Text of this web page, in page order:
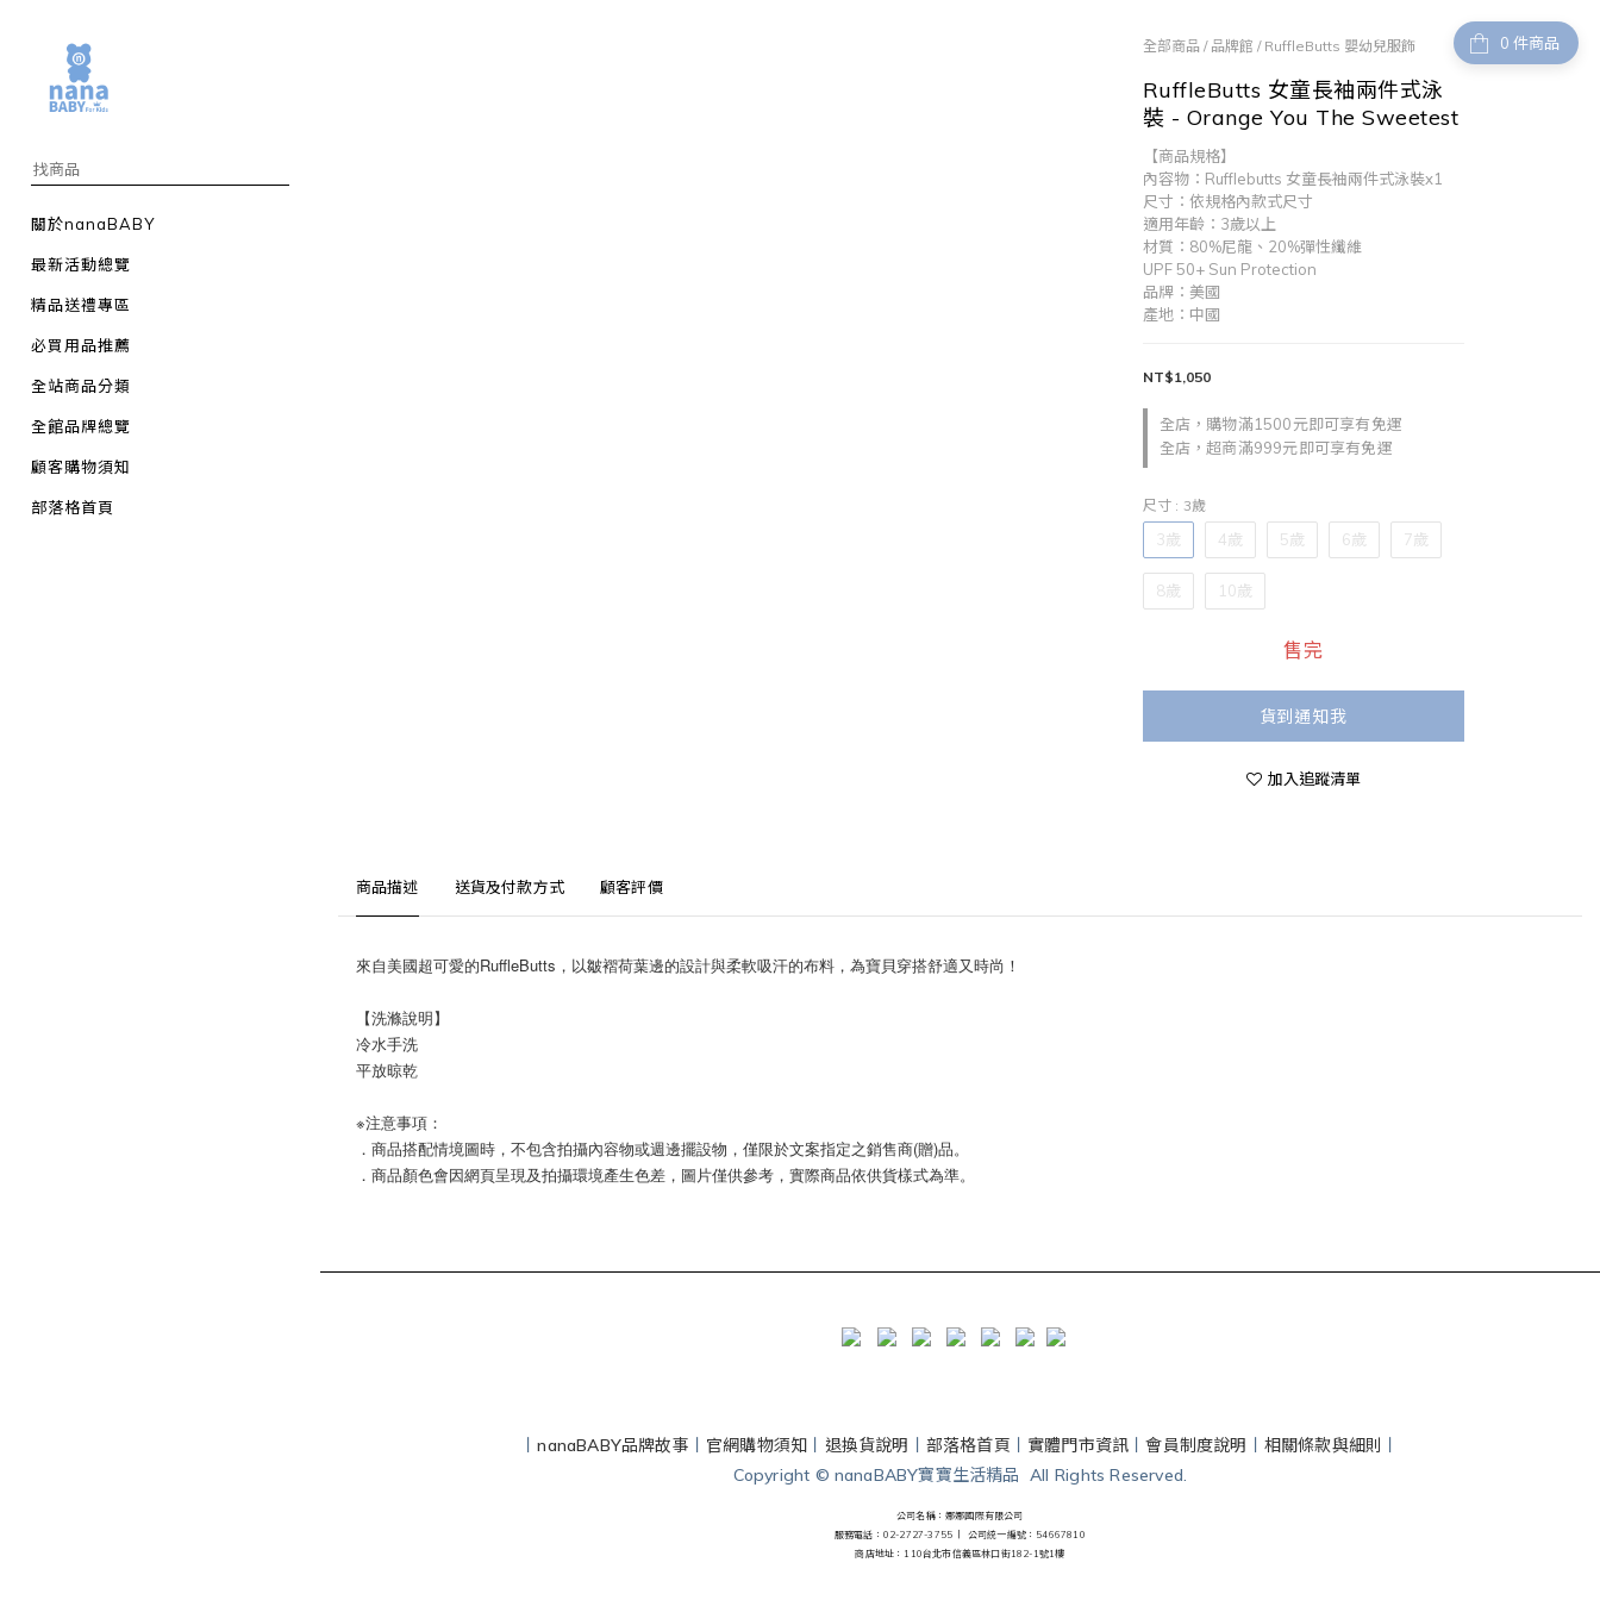
關於nanaBABY
最新活動總覽
精品送禮專區
必買用品推薦
全站商品分類
全館品牌總覽
顧客購物須知
部落格首頁
件商品
全部商品 / 品牌館 / RuffleButts 嬰幼兒服飾
RuffleButts 女童長袖兩件式泳
裝 - Orange You The Sweetest
【商品規格】
內容物：Rufflebutts 女童長袖兩件式泳裝x1
尺寸：依規格內款式尺寸
適用年齡：3歲以上
材質：80%尼龍、20%彈性纖維
UPF 50+ Sun Protection
品牌：美國
產地：中國
全店，購物滿1500元即可享有免運
全店，超商滿999元即可享有免運
NT$1,050
尺寸 : 3歲
3歲 4歲 5歲 6歲 7歲
8歲 10歲
售完
貨到通知我
加入追蹤清單
商品描述 送貨及付款方式 顧客評價
來自美國超可愛的RuffleButts，以皺褶荷葉邊的設計與柔軟吸汗的布料，為寶貝穿搭舒適又時尚！
【洗滌說明】
冷水手洗
平放晾乾
※注意事項：
．商品搭配情境圖時，不包含拍攝內容物或週邊擺設物，僅限於文案指定之銷售商(贈)品。
．商品顏色會因網頁呈現及拍攝環境產生色差，圖片僅供參考，實際商品依供貨樣式為準。
丨nanaBABY品牌故事 官網購物須知 退換貨說明 部落格首頁 實體門市資訊 丨會員制度說明 相關條款與細則
Copyright © nanaBABY寶寶生活精品 All Rights Reserved.
公司名稱：娜娜國際有限公司
服務電話：02-2727-3755 丨 公司統一編號：54667810
商店地址：110台北市信義區林口街182-1號1樓